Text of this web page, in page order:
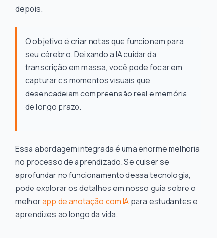
depois.
O objetivo é criar notas que funcionem para
seu cérebro. Deixando a IA cuidar da
transcrição em massa, você pode focar em
capturar os momentos visuais que
desencadeiam compreensão real e memória
de longo prazo.
Essa abordagem integrada é uma enorme melhoria
no processo de aprendizado. Se quiser se
aprofundar no funcionamento dessa tecnologia,
pode explorar os detalhes em nosso guia sobre o
melhorapp de anotação com IA para estudantes e
aprendizes ao longo da vida.